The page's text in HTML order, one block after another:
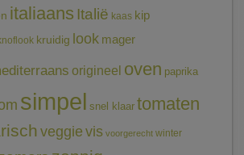
italiaans Italië kaas kip
kruidig look mager
origineel oven paprika
simpel snel klaar tomaten
veggie vis voorgerecht winter